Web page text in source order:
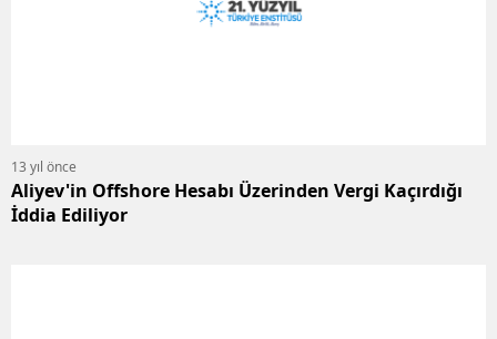
13 yıl önce
Aliyev'in Offshore Hesabı Üzerinden Vergi Kaçırdığı
İddia Ediliyor